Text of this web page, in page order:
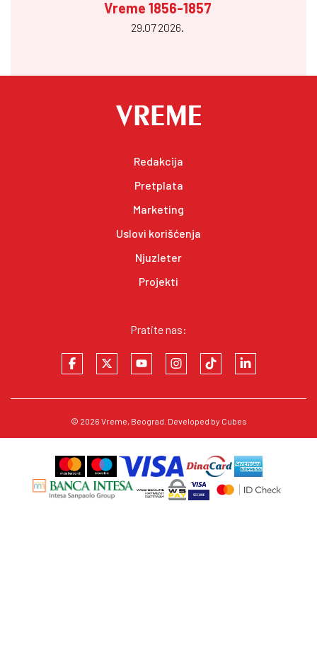
Vreme 1856-1857
29.07 2026.
Redakcija
Pretplata
Marketing
Uslovi korišćenja
Njuzleter
Projekti
Pratite nas:
© 2026 Vreme , Beograd. Developed by Cubes